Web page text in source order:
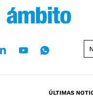
ÚLTIMAS